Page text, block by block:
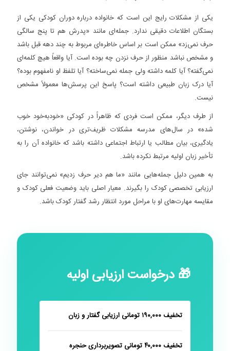
یکی از مشکلات رایج این است که خانواده درباره دوران کودکی یکی از
بستگان اطلاعات دقیقی ندارد. جمله‌ای مانند «پدرش هم تا پنج سالگی
حرف نمی‌زد» ممکن است بر اساس خاطره‌ای مربوط به چند دهه قبل باشد
و مشخص نباشد منظور از حرف نزدن چه بوده است. آیا واقعاً هیچ کلمه‌ای
نمی‌گفته؟ آیا کلمه داشته ولی جمله نمی‌ساخته؟ آیا تلفظ او نامفهوم بوده؟
آیا درک زبان طبیعی داشته است؟ پاسخ این پرسش‌ها معمولاً مشخص
نیست.
از طرف دیگر، ممکن است فردی که ظاهراً در کودکی «خودبه‌خود خوب
شده» در سال‌های مدرسه مشکلات ظریف‌تری در خواندن، نوشتن،
یادگیری، بیان مطالب یا ارتباط اجتماعی داشته باشد که خانواده آن را به
تأخیر زبان اولیه مرتبط نکرده باشد.
به همین دلیل جمله‌هایی مانند «ما هم دیر حرف زدیم» نمی‌توانند جای
ارزیابی تخصصی کودک را بگیرند. معیار اصلی باید وضعیت فعلی کودک و
مقایسه مهارت‌های او با مراحل مورد انتظار رشد گفتار کودک باشد.
🎁 درخواست ارزیابی اولیه
تخفیف ۱۹۰,۰۰۰ تومانی ارزیابی گفتار و زبان
تخفیف ۴۰,۰۰۰ تومانی تصویربرداری حنجره